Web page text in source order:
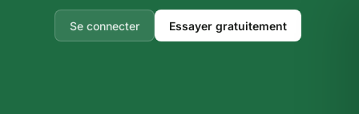
Se connecter Essayer gratuitement